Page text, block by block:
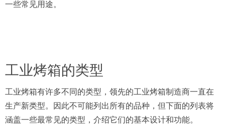
一些常见用途。
工业烤箱的类型
工业烤箱有许多不同的类型， 领先的工业烤箱制造商一直在
生产新类型。因此不可能列出所有的品种，但下面的列表将
涵盖一些最常见的类型，介绍它们的基本设计和功能。